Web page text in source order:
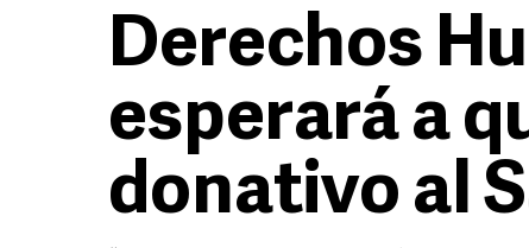
Derechos
esperará a
donativo al